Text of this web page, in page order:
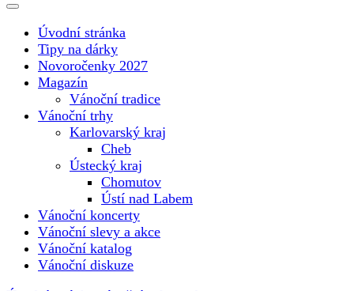
Vánoce v Česku
nejkrásnějším svátku v roce v České republice
Úvodní stránka
Tipy na dárky
Novoročenky 2027
Magazín
Vánoční tradice
Vánoční trhy
Karlovarský kraj
Cheb
Ústecký kraj
Chomutov
Ústí nad Labem
Vánoční koncerty
Vánoční slevy a akce
Vánoční katalog
Vánoční diskuze